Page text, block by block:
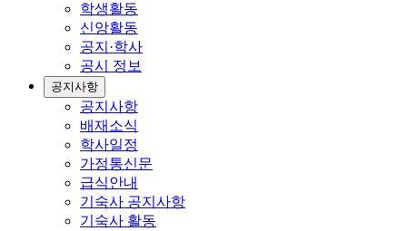
학생활동
신앙활동
공지·학사
공시 정보
공지사항
공지사항
배재소식
학사일정
가정통신문
급식안내
기숙사 공지사항
기숙사 활동